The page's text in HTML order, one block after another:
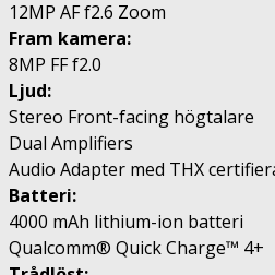
12MP AF f2.6 Zoom
Fram kamera:
8MP FF f2.0
Ljud:
Stereo Front-facing högtalare
Dual Amplifiers
Audio Adapter med THX
Batteri:
4000 mAh lithium-ion batteri
Qualcomm® Quick Charge™ 4+